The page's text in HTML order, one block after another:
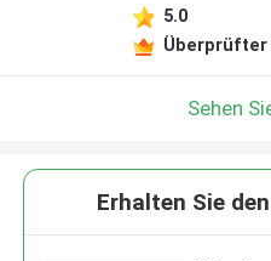
5.0
Sehen
Erhalten Sie